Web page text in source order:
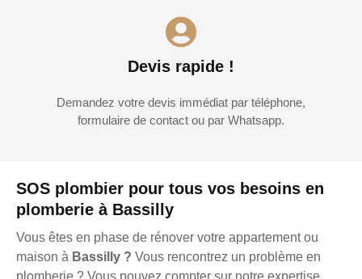
SOS plombier pour tous vos besoins en
plomberie à Bassilly
Vous êtes en phase de rénover votre appartement ou
maison à Bassilly ? Vous rencontrez un problème en
Devis rapide !
Demandez votre devis immédiat par téléphone,
formulaire de contact ou par Whatsapp.